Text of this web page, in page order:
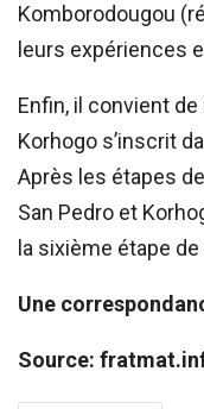
Komborodougou
leurs expériences
Enfin, il convient
Korhogo s’inscrit
Après les étapes
San Pedro et
la sixième étape
Une
Source: